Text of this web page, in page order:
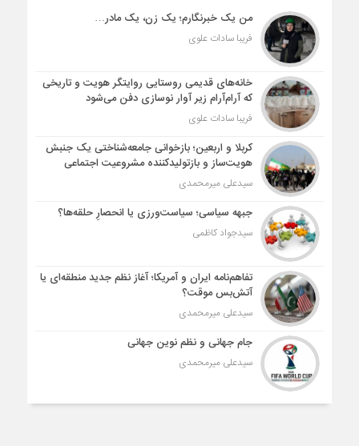
من یک خبرنگارم؛ یک زن، یک مادر…
فریبا سادات علوی
خانه‌های قدیمی روستایی روایتگر هویت و تاریخی
که آرام‌آرام زیر آوار نوسازی دفن می‌شود
فریبا سادات علوی
کربلا و اربعین؛ بازخوانی جامعه‌شناختی یک جنبش
هویت‌ساز و بازتولیدکننده مشروعیت اجتماعی
سیدعلی میرمحمدی
جبهه سیاسی؛ سیاست‌ورزی یا انحصارِ حلقه‌ها؟
سیدجواد کاظمی
تفاهم‌نامه ایران و آمریکا؛ آغاز نظم جدید منطقه‌ای یا
آتش‌بس موقت؟
سیدعلی میرمحمدی
جام جهانی و نظم نوین جهانی
سیدعلی میرمحمدی